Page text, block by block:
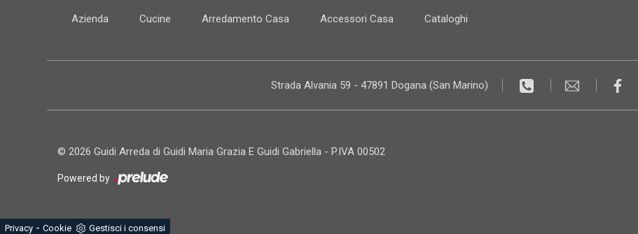
Azienda Cucine Arredamento Casa Accessori Casa Cataloghi
Strada Alvania 59 - 47891 Dogana (San Marino)
© 2026 Guidi Arreda di Guidi Maria Grazia E Guidi Gabriella - P.IVA 00502
Powered by
Privacy - Cookie Gestisci i consensi